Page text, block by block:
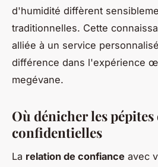
d'humidité diffèrent
traditionnelles. Cette
alliée à un service
différence dans l'expérience
megévane.
Où dénicher les pépites
confidentielles
La relation de confiance avec